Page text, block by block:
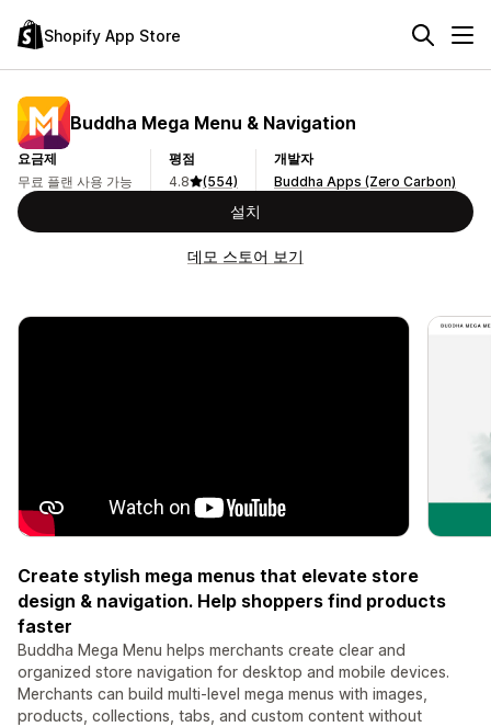
Shopify App Store
Buddha Mega Menu & Navigation
요금제
무료 플랜 사용 가능
평점
4.8
(554)
개발자
Buddha Apps (Zero Carbon)
설치
데모 스토어 보기
Create stylish mega menus that elevate store
design & navigation. Help shoppers find products
faster
Buddha Mega Menu helps merchants create clear and
organized store navigation for desktop and mobile devices.
Merchants can build multi-level mega menus with images,
products, collections, tabs, and custom content without